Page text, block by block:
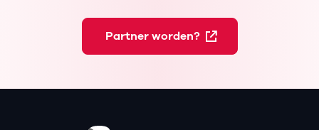
Partner worden?